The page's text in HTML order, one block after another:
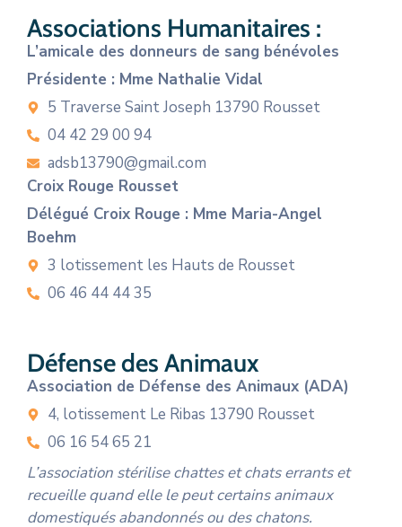
Associations Humanitaires :
L’amicale des donneurs de sang bénévoles
Présidente : Mme Nathalie Vidal
5 Traverse Saint Joseph 13790 Rousset
04 42 29 00 94
adsb13790@gmail.com
Croix Rouge Rousset
Délégué Croix Rouge : Mme Maria-Angel
Boehm
3 lotissement les Hauts de Rousset
06 46 44 44 35
Défense des Animaux
Association de Défense des Animaux (ADA)
4, lotissement Le Ribas 13790 Rousset
06 16 54 65 21
L’association stérilise chattes et chats errants et
recueille quand elle le peut certains animaux
domestiqués abandonnés ou des chatons.